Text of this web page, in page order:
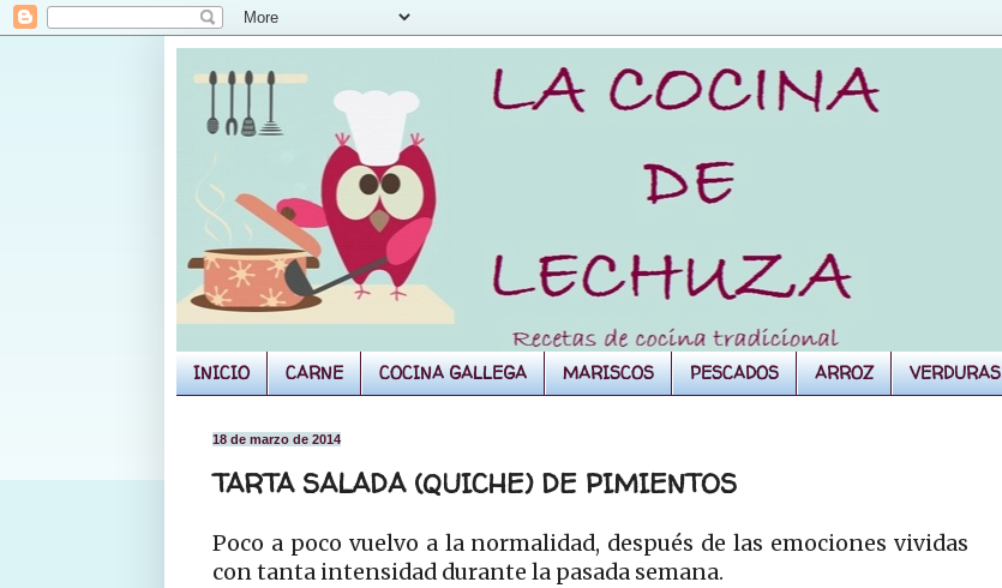
INICIO CARNE COCINA GALLEGA MARISCOS PESCADOS ARROZ VERDURAS
18 de marzo de 2014
TARTA SALADA (QUICHE) DE PIMIENTOS
Poco a poco vuelvo a la normalidad, después de las emociones vividas
con tanta intensidad durante la pasada semana.